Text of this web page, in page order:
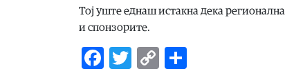
Тој уште еднаш истакна дека
и спонзорите.
Facebook
Twitter
Copy